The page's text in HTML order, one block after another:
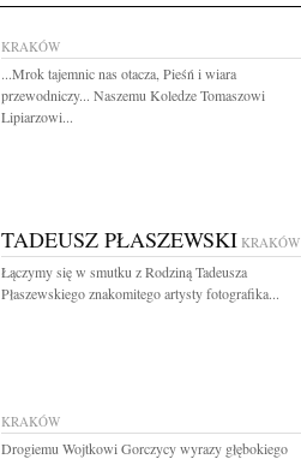
KRAKÓW
...Mrok tajemnic nas otacza, Pieśń i wiara
przewodniczy... Naszemu Koledze Tomaszowi
Lipiarzowi...
TADEUSZ PŁASZEWSKI KRAKÓW
Łączymy się w smutku z Rodziną Tadeusza
Płaszewskiego znakomitego artysty fotografika...
KRAKÓW
Drogiemu Wojtkowi Gorczycy wyrazy głębokiego